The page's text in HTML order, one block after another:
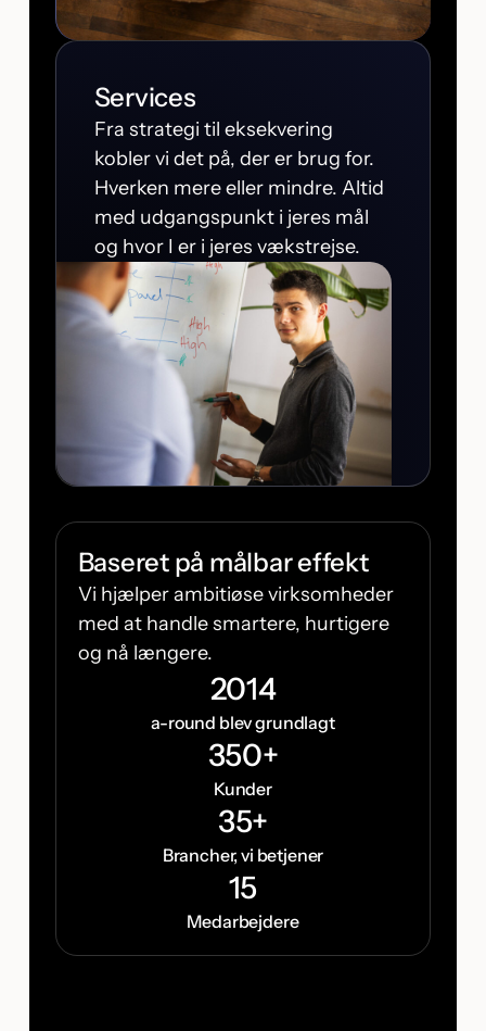
Services
Fra strategi til eksekvering
kobler vi det på, der er brug for.
Hverken mere eller mindre. Altid
med udgangspunkt i jeres mål
og hvor I er i jeres vækstrejse.
Baseret på målbar effekt
Vi hjælper ambitiøse virksomheder
med at handle smartere, hurtigere
og nå længere.
2014
a-round blev grundlagt
350+
Kunder
35+
Brancher, vi betjener
15
Medarbejdere